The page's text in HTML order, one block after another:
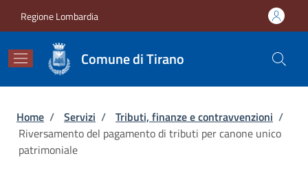
Regione Lombardia
Comune di Tirano
Briciole di pane
Home / Servizi / Tributi, finanze e contravvenzioni /
Riversamento del pagamento di tributi per canone unico
patrimoniale